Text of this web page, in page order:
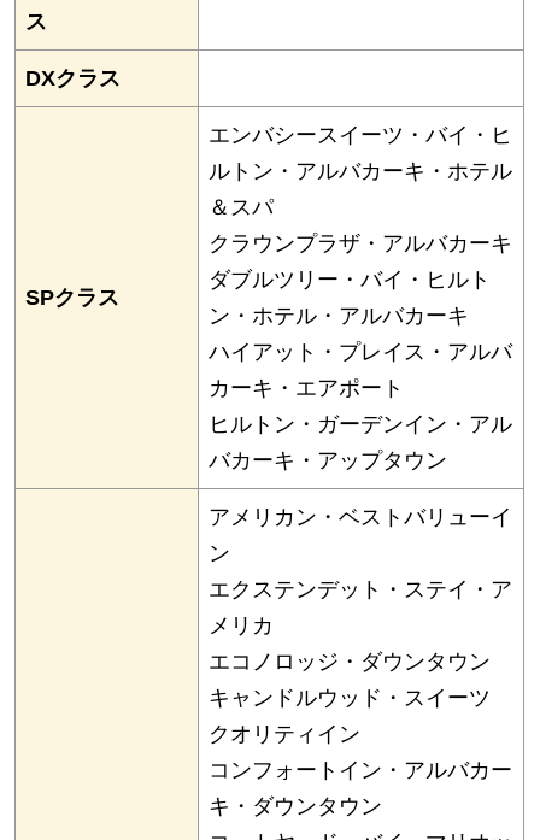
ス
DXクラス
SPクラス
エンバシースイーツ・バイ・ヒ
ルトン・アルバカーキ・ホテル
＆スパ
クラウンプラザ・アルバカーキ
ダブルツリー・バイ・ヒルト
ン・ホテル・アルバカーキ
ハイアット・プレイス・アルバ
カーキ・エアポート
ヒルトン・ガーデンイン・アル
バカーキ・アップタウン
アメリカン・ベストバリューイ
ン
エクステンデット・ステイ・ア
メリカ
エコノロッジ・ダウンタウン
キャンドルウッド・スイーツ
クオリティイン
コンフォートイン・アルバカー
キ・ダウンタウン